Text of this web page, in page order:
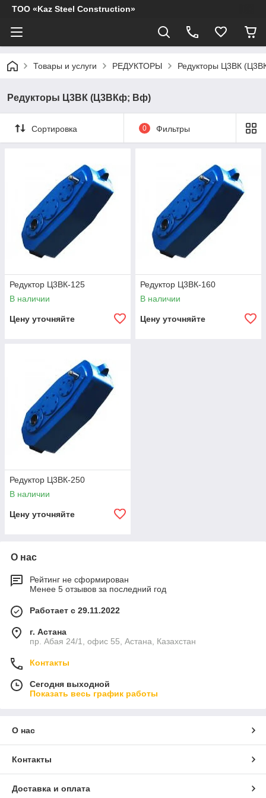
ТОО «Kaz Steel Construction»
Товары и услуги РЕДУКТОРЫ Редукторы Ц3ВК
Редукторы Ц3ВК (Ц3ВКф; Вф)
Сортировка 0 Фильтры
Редуктор Ц3ВК-125
В наличии
Цену уточняйте
Редуктор Ц3ВК-160
В наличии
Цену уточняйте
Редуктор Ц3ВК-250
В наличии
Цену уточняйте
О нас
Рейтинг не сформирован
Менее 5 отзывов за последний год
Работает с 29.11.2022
г. Астана
пр. Абая 24/1, офис 55, Астана, Казахстан
Контакты
Сегодня выходной
Показать весь график работы
О нас
Контакты
Доставка и оплата